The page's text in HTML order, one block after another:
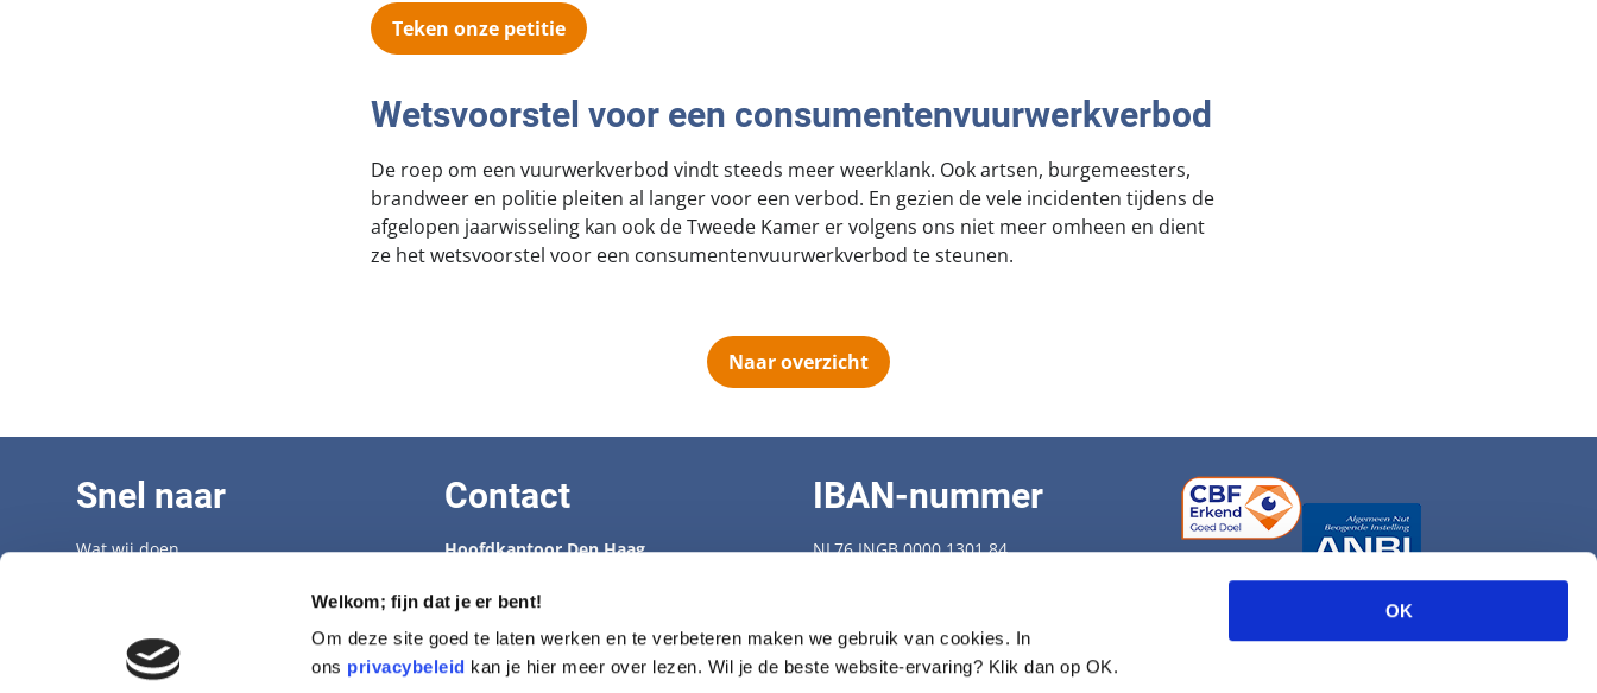
Welkom; fijn dat je er bent!
Om deze site goed te laten werken en te verbeteren maken we gebruik van cookies. In
ons privacybeleid kan je hier meer over lezen. Wil je de beste website-ervaring? Klik dan op OK.
OK
Teken onze petitie
Wetsvoorstel voor een consumentenvuurwerkverbod
De roep om een vuurwerkverbod vindt steeds meer weerklank. Ook artsen, burgemeesters,
brandweer en politie pleiten al langer voor een verbod. En gezien de vele incidenten tijdens de
afgelopen jaarwisseling kan ook de Tweede Kamer er volgens ons niet meer omheen en dient
ze het wetsvoorstel voor een consumentenvuurwerkverbod te steunen.
Naar overzicht
Snel naar
Wat wij doen
Vacatures
Aanmelden nieuwsbrief
Contact
Hoofdkantoor Den Haag
info@hondenbescherming.nl
Opvangcentrum voor seniorhonden
Tel: 0546-430100
IBAN-nummer
NL76 INGB 0000 1301 84
Fiscaal nummer: 28.72.274
Privacy statement